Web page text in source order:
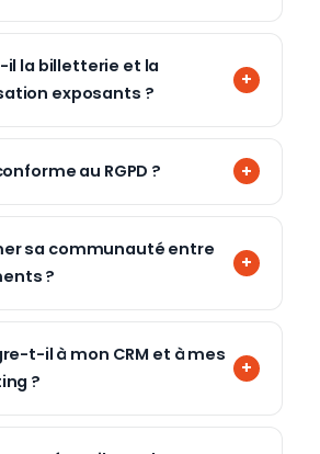
la billetterie et la
exposants ?
au RGPD ?
sa communauté entre
?
t-il à mon CRM et à mes
?